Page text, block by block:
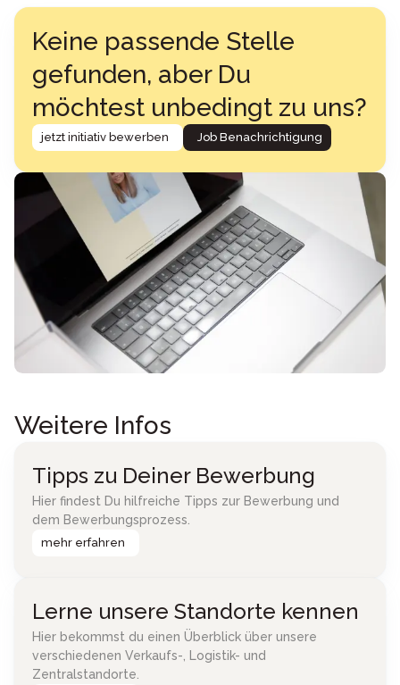
Keine passende Stelle
gefunden, aber Du
möchtest unbedingt zu uns?
jetzt initiativ bewerben Job Benachrichtigung
Weitere Infos
Tipps zu Deiner Bewerbung
Hier findest Du hilfreiche Tipps zur Bewerbung und
dem Bewerbungsprozess.
mehr erfahren
Lerne unsere Standorte kennen
Hier bekommst du einen Überblick über unsere
verschiedenen Verkaufs-, Logistik- und
Zentralstandorte.